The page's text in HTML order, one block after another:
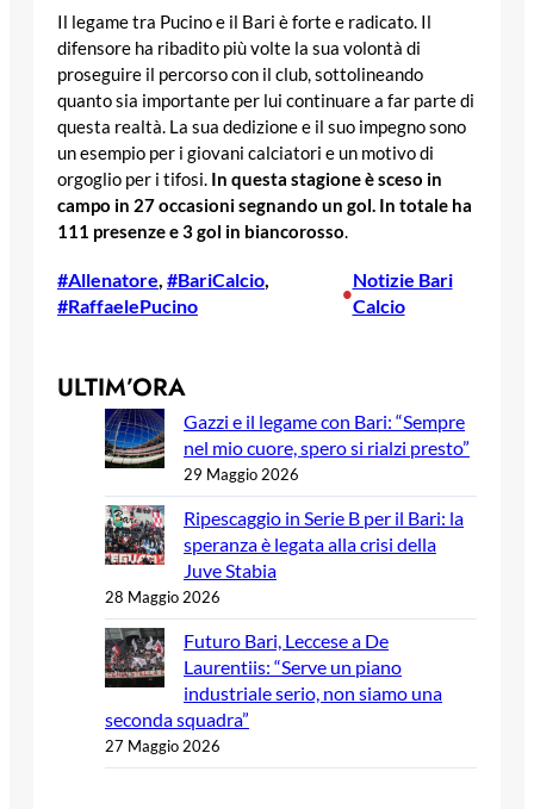
Il legame tra Pucino e il Bari è forte e radicato. Il
difensore ha ribadito più volte la sua volontà di
proseguire il percorso con il club, sottolineando
quanto sia importante per lui continuare a far parte di
questa realtà. La sua dedizione e il suo impegno sono
un esempio per i giovani calciatori e un motivo di
orgoglio per i tifosi. In questa stagione è sceso in
campo in 27 occasioni segnando un gol. In totale ha
111 presenze e 3 gol in biancorosso.
#Allenatore, #BariCalcio
#RaffaelePucino
•
Notizie Bari
Calcio
ULTIM’ORA
Gazzi e il legame con Bari: “Sempre
nel mio cuore, spero si rialzi presto”
29 Maggio 2026
Ripescaggio in Serie B per il Bari: la
speranza è legata alla crisi della
Juve Stabia
28 Maggio 2026
Futuro Bari, Leccese a De
Laurentiis: “Serve un piano
industriale serio, non siamo una
seconda squadra”
27 Maggio 2026